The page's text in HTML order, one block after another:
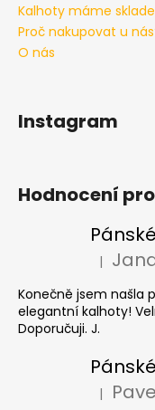
Kalhoty máme
Proč nakupovat u
O nás
Instagram
Hodnocení
|
Konečně jsem našla
elegantní kalhoty!
Doporučuji. J.
|